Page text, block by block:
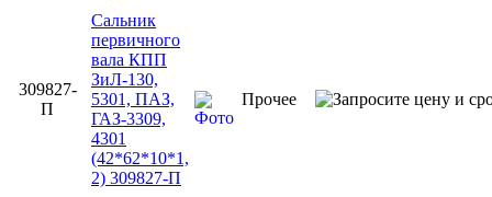
309827-
П
Сальник
первичного
вала КПП
ЗиЛ-130,
5301, ПАЗ,
ГАЗ-3309,
4301
(42*62*10*1,
2) 309827-П
Прочее